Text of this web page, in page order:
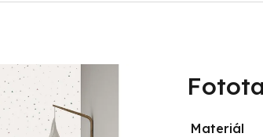
Materiál